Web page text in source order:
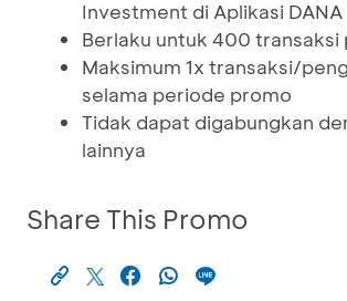
Investment di Aplikasi DANA
Berlaku untuk 400
Maksimum 1x transaksi/
selama periode promo
Tidak dapat digabungkan
lainnya
Share This Promo